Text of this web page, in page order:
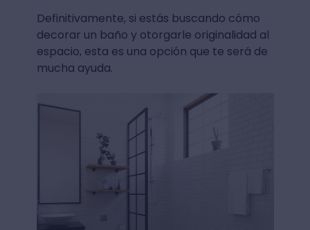
Definitivamente, si estás buscando cómo
decorar un baño y otorgarle originalidad al
espacio, esta es una opción que te será de
mucha ayuda.